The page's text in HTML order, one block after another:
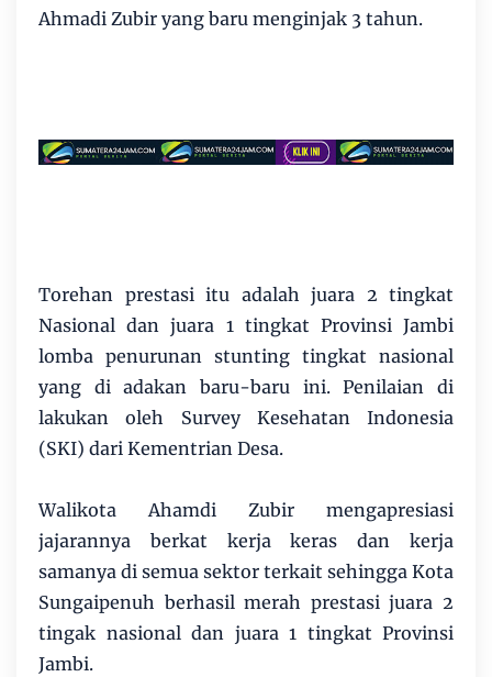
Ahmadi Zubir yang baru menginjak 3 tahun.
Torehan prestasi itu adalah juara 2 tingkat
Nasional dan juara 1 tingkat Provinsi Jambi
lomba penurunan stunting tingkat nasional
yang di adakan baru-baru ini. Penilaian di
lakukan oleh Survey Kesehatan Indonesia
(SKI) dari Kementrian Desa.
Walikota Ahamdi Zubir mengapresiasi
jajarannya berkat kerja keras dan kerja
samanya di semua sektor terkait sehingga Kota
Sungaipenuh berhasil merah prestasi juara 2
tingak nasional dan juara 1 tingkat Provinsi
Jambi.